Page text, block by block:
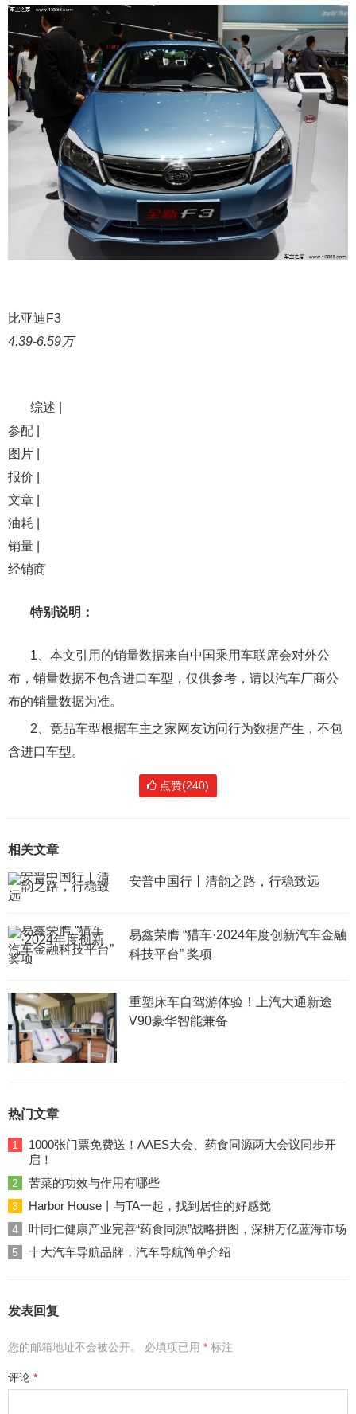
比亚迪F3
4.39-6.59万
综述 |
参配 |
图片 |
报价 |
文章 |
油耗 |
销量 |
经销商
特别说明：
1、本文引用的销量数据来自中国乘用车联席会对外公
布，销量数据不包含进口车型，仅供参考，请以汽车厂商公
布的销量数据为准。
2、竞品车型根据车主之家网友访问行为数据产生，不包
含进口车型。
点赞(240)
相关文章
安普中国行丨清韵之路，行稳致远
易鑫荣膺 “猎车·2024年度创新汽车金融
科技平台” 奖项
重塑床车自驾游体验！上汽大通新途
V90豪华智能兼备
热门文章
1
1000张门票免费送！AAES大会、药食同源两大会议同步开
启！
2 苦菜的功效与作用有哪些
3 Harbor House丨与TA一起，找到居住的好感觉
4 叶同仁健康产业完善“药食同源”战略拼图，深耕万亿蓝海市场
5 十大汽车导航品牌，汽车导航简单介绍
发表回复
您的邮箱地址不会被公开。 必填项已用 * 标注
评论 *